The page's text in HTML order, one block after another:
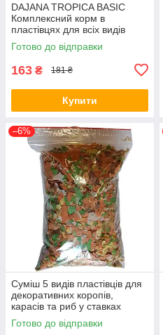
DAJANA TROPICA BASIC
Комплексний корм в
пластівцях для всіх видів
акваріумних риб 250 мл/50 г
DP000B(5001)
Готово до відправки
163 ₴ 181 ₴
Купити
–6%
Суміш 5 видів пластівців для
декоративних коропів,
карасів та риб у ставках
DAJANA POND KOI, на вагу,
150 г/≈1л
Готово до відправки